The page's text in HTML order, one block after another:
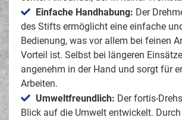
Einfache Handhabung: Der
des Stifts ermöglicht eine einfache
Bedienung, was vor allem bei feinen
Vorteil ist. Selbst bei längeren
angenehm in der Hand und sorgt für
Arbeiten.
Umweltfreundlich: Der fortis-
Blick auf die Umwelt entwickelt.